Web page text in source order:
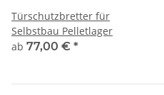
Türschutzbretter für
Selbstbau Pelletlager
ab 77,00 € *